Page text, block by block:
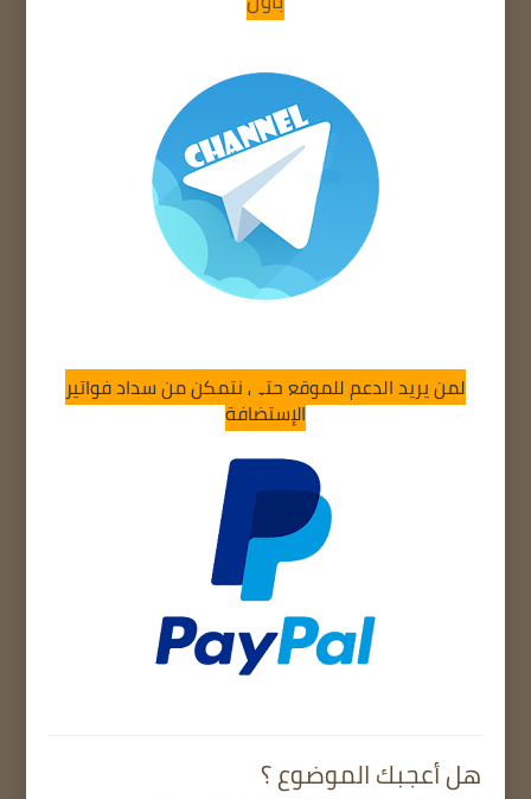
لمن يريد الدعم للموقع حتى نتمكن من سداد فواتير
الإستضافة
هل أعجبك الموضوع ؟